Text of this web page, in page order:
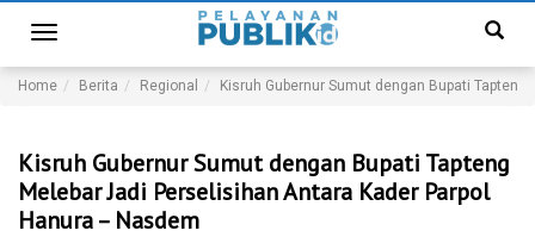
Toggle
navigation
Home Berita Regional Kisruh Gubernur Sumut dengan Bupati
Kisruh Gubernur Sumut dengan Bupati Tapteng
Melebar Jadi Perselisihan Antara Kader Parpol
Hanura – Nasdem